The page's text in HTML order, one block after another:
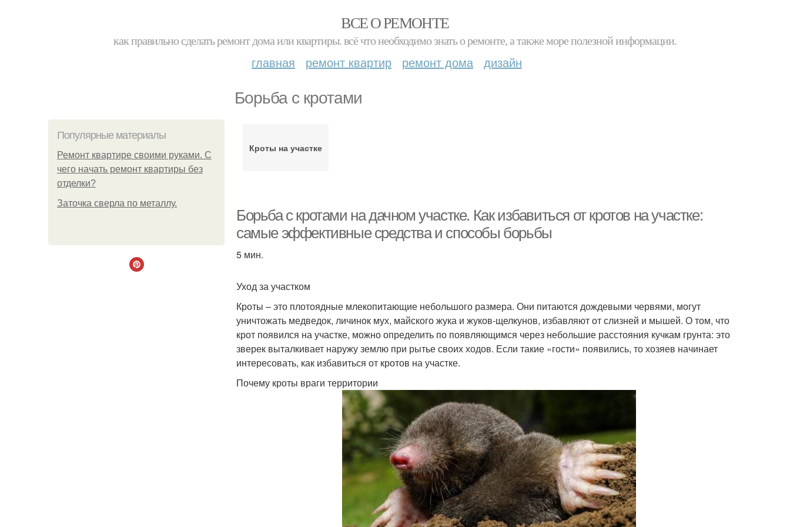
ВСЕ О РЕМОНТЕ
как правильно сделать ремонт дома или квартиры. всё что необходимо знать о ремонте, а также море полезной информации.
главная ремонт квартир ремонт дома дизайн
Борьба с кротами
Популярные материалы
Ремонт квартире своими руками. С
чего начать ремонт квартиры без
отделки?
Заточка сверла по металлу.
Кроты на участке
Борьба с кротами на дачном участке. Как избавиться от кротов на участке:
самые эффективные средства и способы борьбы
5 мин.
Уход за участком
Кроты – это плотоядные млекопитающие небольшого размера. Они питаются дождевыми червями, могут
уничтожать медведок, личинок мух, майского жука и жуков-щелкунов, избавляют от слизней и мышей. О том, что
крот появился на участке, можно определить по появляющимся через небольшие расстояния кучкам грунта: это
зверек выталкивает наружу землю при рытье своих ходов. Если такие «гости» появились, то хозяев начинает
интересовать, как избавиться от кротов на участке.
Почему кроты враги территории